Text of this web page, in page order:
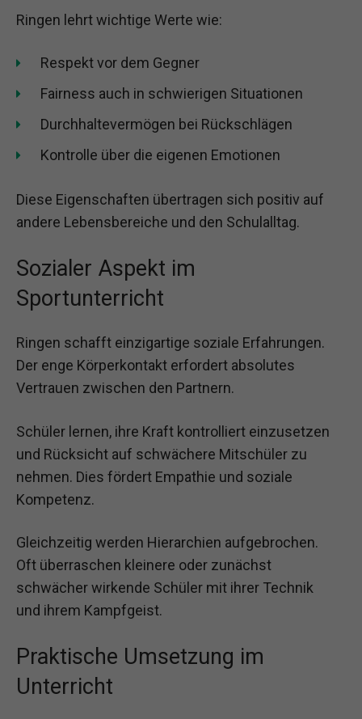
Ringen lehrt wichtige Werte wie:
Respekt vor dem Gegner
Fairness auch in schwierigen Situationen
Durchhaltevermögen bei Rückschlägen
Kontrolle über die eigenen Emotionen
Diese Eigenschaften übertragen sich positiv auf
andere Lebensbereiche und den Schulalltag.
Sozialer Aspekt im
Sportunterricht
Ringen schafft einzigartige soziale Erfahrungen.
Der enge Körperkontakt erfordert absolutes
Vertrauen zwischen den Partnern.
Schüler lernen, ihre Kraft kontrolliert einzusetzen
und Rücksicht auf schwächere Mitschüler zu
nehmen. Dies fördert Empathie und soziale
Kompetenz.
Gleichzeitig werden Hierarchien aufgebrochen.
Oft überraschen kleinere oder zunächst
schwächer wirkende Schüler mit ihrer Technik
und ihrem Kampfgeist.
Praktische Umsetzung im
Unterricht